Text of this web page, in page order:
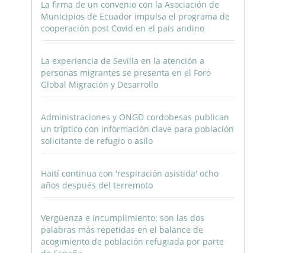
La firma de un convenio con la Asociación de
Municipios de Ecuador impulsa el programa de
cooperación post Covid en el país andino
La experiencia de Sevilla en la atención a
personas migrantes se presenta en el Foro
Global Migración y Desarrollo
Administraciones y ONGD cordobesas publican
un tríptico con información clave para población
solicitante de refugio o asilo
Haití continua con 'respiración asistida' ocho
años después del terremoto
Vergüenza e incumplimiento: son las dos
palabras más repetidas en el balance de
acogimiento de población refugiada por parte